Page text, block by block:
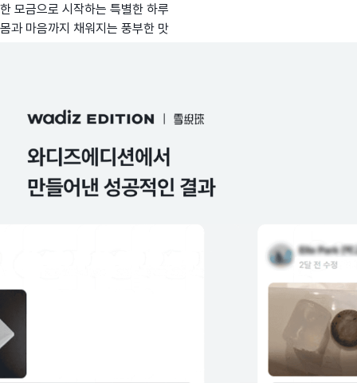
한 모금으로 시작하는 특별한 하루
몸과 마음까지 채워지는 풍부한 맛